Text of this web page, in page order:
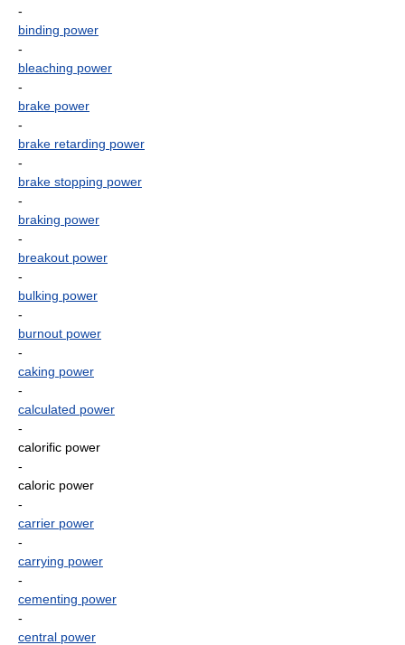
-
binding power
-
bleaching power
-
brake power
-
brake retarding power
-
brake stopping power
-
braking power
-
breakout power
-
bulking power
-
burnout power
-
caking power
-
calculated power
-
calorific power
-
caloric power
-
carrier power
-
carrying power
-
cementing power
-
central power